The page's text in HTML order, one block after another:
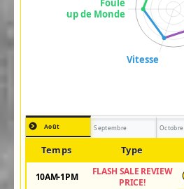
Août Septembre Octobre
Temps Type
10AM-1PM
FLASH SALE REVIEW
PRICE!